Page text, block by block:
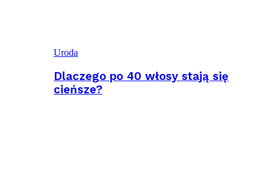
Uroda
Dlaczego po 40 włosy stają się
cieńsze?